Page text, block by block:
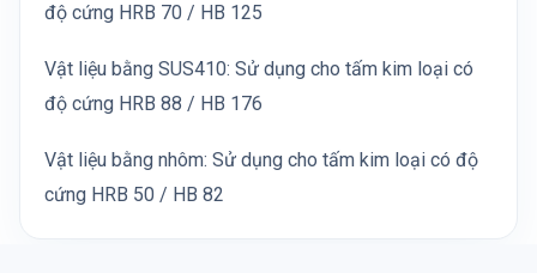
độ cứng HRB 70 / HB 125
Vật liệu bằng SUS410: Sử dụng cho tấm kim loại có
độ cứng HRB 88 / HB 176
Vật liệu bằng nhôm: Sử dụng cho tấm kim loại có độ
cứng HRB 50 / HB 82